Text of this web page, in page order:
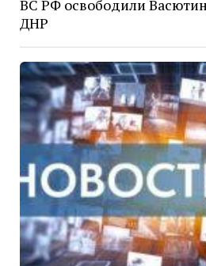
ВС РФ освободили
ДНР